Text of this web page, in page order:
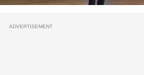
ADVERTISEMENT